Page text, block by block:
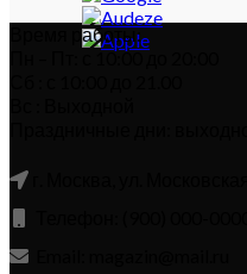
Время работы:
Пн – Пт: с 10:00 до 20:00